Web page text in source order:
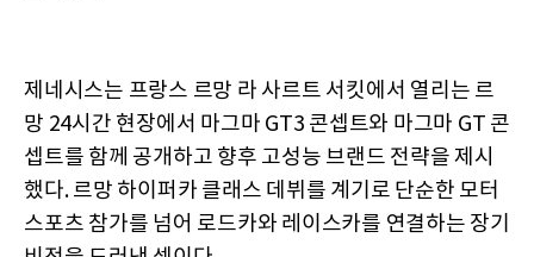
제네시스는 프랑스 르망 라 사르트 서킷에서 열리는 르
망 24시간 현장에서 마그마 GT3 콘셉트와 마그마 GT 콘
셉트를 함께 공개하고 향후 고성능 브랜드 전략을 제시
했다. 르망 하이퍼카 클래스 데뷔를 계기로 단순한 모터
스포츠 참가를 넘어 로드카와 레이스카를 연결하는 장기